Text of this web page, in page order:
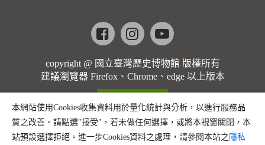
馬勒大地
之歌】
Facebookinstagramyoutube
copyright @ 國立臺灣歷史博物館 版權所有
建議瀏覽器 Firefox、Chrome、edge 以上版本
本網站使用Cookies收集資料用於量化統計與分析，以進行服務品
質之改善。請點選"接受"，若未做任何選擇，或將本視窗關閉，本
站預設選擇拒絕。進一步Cookies資料之處理，請參閱本站之 隱私